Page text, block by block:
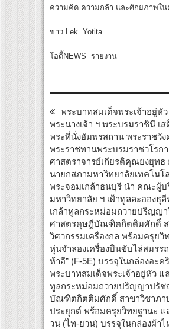
ความคิด ความกล้า และศักยภาพในตั
ข่าว Lek..Yotita
โอดี้NEWS รายงาน
พระบาทสมเด็จพระเจ้าอยู่หั
พระนางเจ้า ฯ พระบรมราชินี เ
พระที่นั่งอัมพรสถาน พระราชวัง
พระราชทานพระบรมราชวโรก
ศาสตราจารย์เกียรติคุณยงยุทธ
นายกสภามหาวิทยาลัยเทคโนโ
พระจอมเกล้าธนบุรี นำ คณะผู้บ
มหาวิทยาลัย ฯ เฝ้าทูลละอองธุ
เกล้าทูลกระหม่อมถวายปริญญา
ศาสตรดุษฎีบัณฑิตกิตติมศักดิ์ ส
วิศวกรรมเครื่องกล พร้อมครุยวิ
หุ่นจำลองเครื่องบินขับไล่สมรรถ
ห้าอี” (F-5E) บรรจุในกล่องอะค
พระบาทสมเด็จพระเจ้าอยู่หัว แ
ทูลกระหม่อมถวายปริญญาปรั
บัณฑิตกิตติมศักดิ์ สาขาวิชาภา
ประยุกต์ พร้อมครุยวิทยฐานะ แ
วน (ไท-ยวน) บรรจุในกล่องผ้า